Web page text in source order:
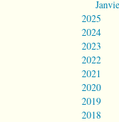
2025
2024
2023
2022
2021
2020
2019
2018